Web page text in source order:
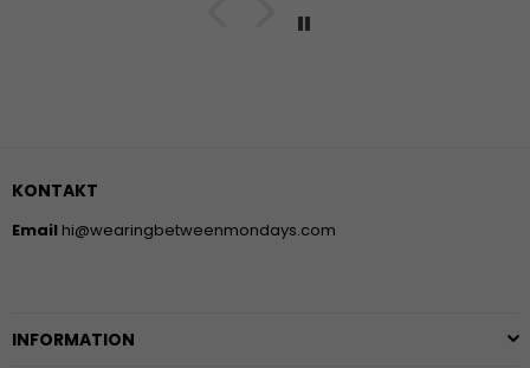
KONTAKT
Email hi@wearingbetweenmondays.com
INFORMATION